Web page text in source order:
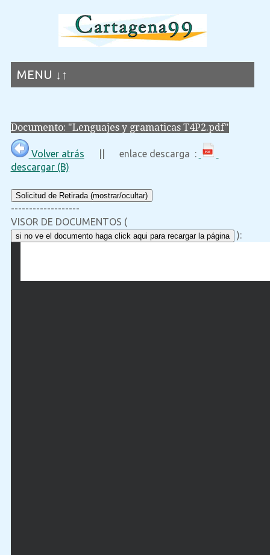
MENU ↓↑
Documento: "Lenguajes y gramaticas T4P2.pdf"
Volver atrás || enlace descarga :
descargar (B)
Solicitud de Retirada (mostrar/ocultar)
-------------------
VISOR DE DOCUMENTOS (
si no ve el documento haga click aqui para recargar la página ):